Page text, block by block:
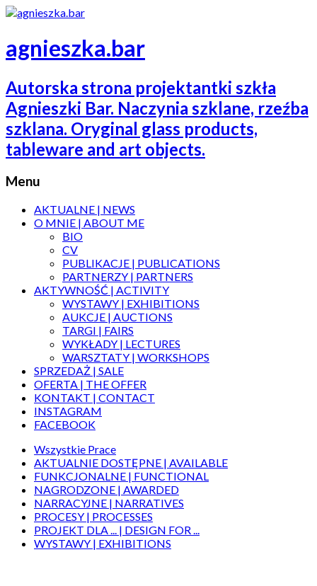
agnieszka.bar
Autorska strona projektantki szkła
Agnieszki Bar. Naczynia szklane, rzeźba
szklana. Oryginal glass products,
tableware and art objects.
Menu
AKTUALNE | NEWS
O MNIE | ABOUT ME
BIO
CV
PUBLIKACJE | PUBLICATIONS
PARTNERZY | PARTNERS
AKTYWNOŚĆ | ACTIVITY
WYSTAWY | EXHIBITIONS
AUKCJE | AUCTIONS
TARGI | FAIRS
WYKŁADY | LECTURES
WARSZTATY | WORKSHOPS
SPRZEDAŻ | SALE
OFERTA | THE OFFER
KONTAKT | CONTACT
INSTAGRAM
FACEBOOK
Wszystkie Prace
AKTUALNIE DOSTĘPNE | AVAILABLE
FUNKCJONALNE | FUNCTIONAL
NAGRODZONE | AWARDED
NARRACYJNE | NARRATIVES
PROCESY | PROCESSES
PROJEKT DLA ... | DESIGN FOR ...
WYSTAWY | EXHIBITIONS